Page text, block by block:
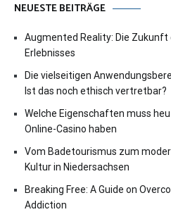
NEUESTE BEITRÄGE
Augmented Reality: Die Zukunft
Erlebnisses
Die vielseitigen
Ist das noch ethisch vertretbar?
Welche Eigenschaften muss
Online-Casino haben
Vom Badetourismus zum
Kultur in Niedersachsen
Breaking Free: A Guide on
Addiction